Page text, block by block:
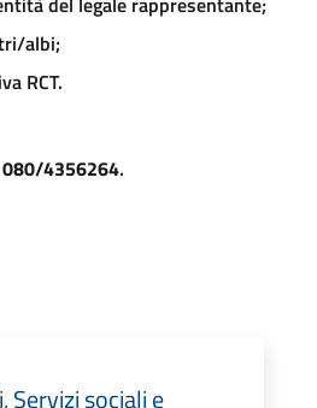
albi;
RCT.
080/4356264.
Servizi sociali e